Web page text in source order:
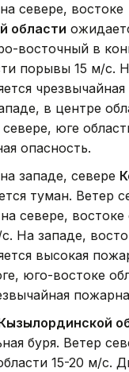
севере, востоке
области
восточный в
порывы 15 м/с.
в центре
севере, юге
опасность.
западе, севере
туман. Ветер
севере, востоке
На западе,
высокая
юго-востоке
буря. Ветер
15-20 м/с.